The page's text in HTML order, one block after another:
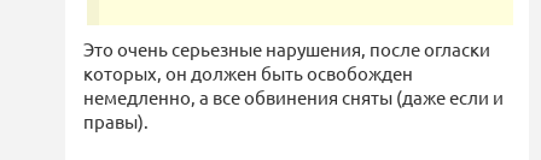
Это очень серьезные нарушения, после огласки
которых, он должен быть освобожден
немедленно, а все обвинения сняты (даже если и
правы).